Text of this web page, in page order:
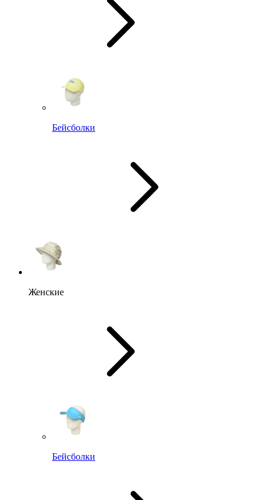
Бейсболки
Женские
Бейсболки